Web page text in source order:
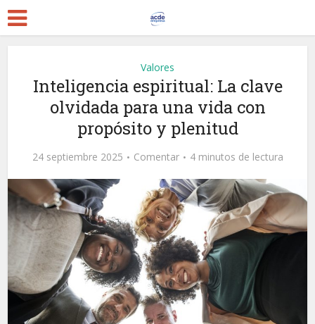
Valores
Inteligencia espiritual: La clave
olvidada para una vida con
propósito y plenitud
24 septiembre 2025 Comentar 4 minutos de lectura